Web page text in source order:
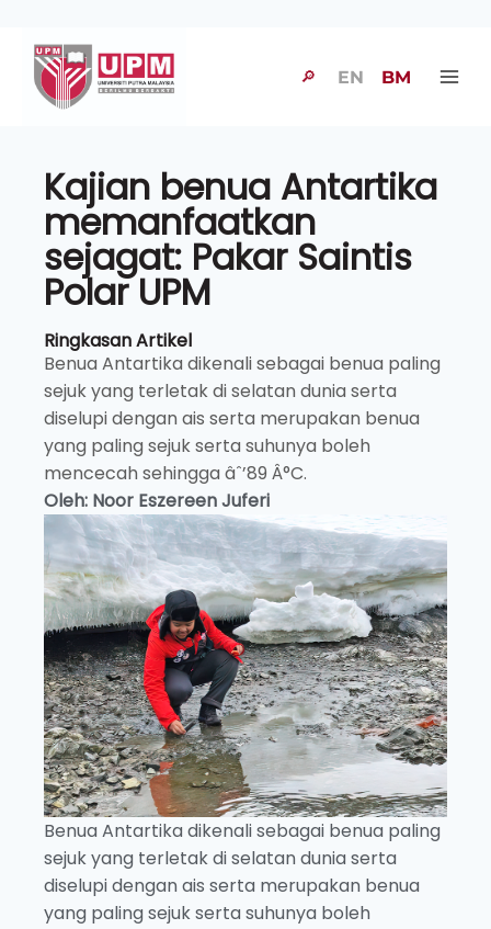
🔎 EN BM
Kajian benua Antartika
memanfaatkan
sejagat: Pakar Saintis
Polar UPM
Ringkasan Artikel
Benua Antartika dikenali sebagai benua paling
sejuk yang terletak di selatan dunia serta
diselupi dengan ais serta merupakan benua
yang paling sejuk serta suhunya boleh
mencecah sehingga âˆ’89 Â°C.
Oleh: Noor Eszereen Juferi
Benua Antartika dikenali sebagai benua paling
sejuk yang terletak di selatan dunia serta
diselupi dengan ais serta merupakan benua
yang paling sejuk serta suhunya boleh